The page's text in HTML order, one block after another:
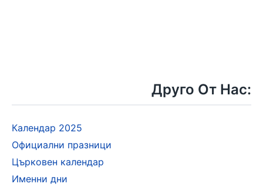
Друго От Нас:
Календар 2025
Официални празници
Църковен календар
Именни дни